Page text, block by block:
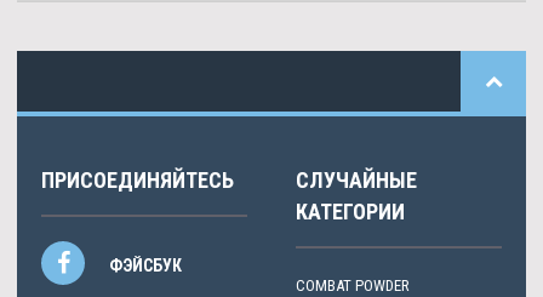
ПРИСОЕДИНЯЙТЕСЬ
ФЭЙСБУК
СЛУЧАЙНЫЕ
КАТЕГОРИИ
COMBAT POWDER